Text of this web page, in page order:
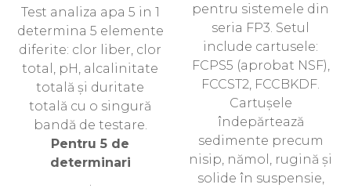
Test analiza apa 5 in 1
determina 5 elemente
diferite: clor liber, clor
total, pH, alcalinitate
totală și duritate
totală cu o singură
bandă de testare.
Pentru 5 de
determinari
pentru sistemele din
seria FP3. Setul
include cartusele:
FCPS5 (aprobat NSF),
FCCST2, FCCBKDF.
Cartușele
îndepărtează
sedimente precum
nisip, nămol, rugină și
solide în suspensie,